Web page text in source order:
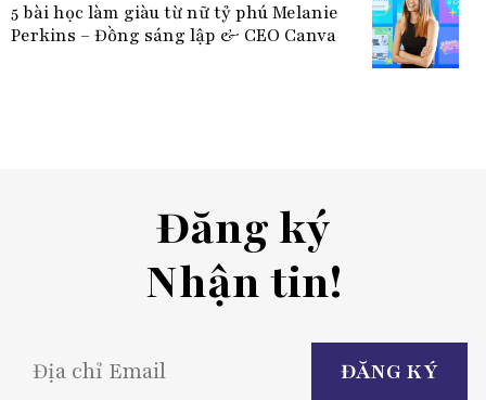
5 bài học làm giàu từ nữ tỷ phú Melanie
Perkins – Đồng sáng lập & CEO Canva
Đăng ký
Nhận tin!